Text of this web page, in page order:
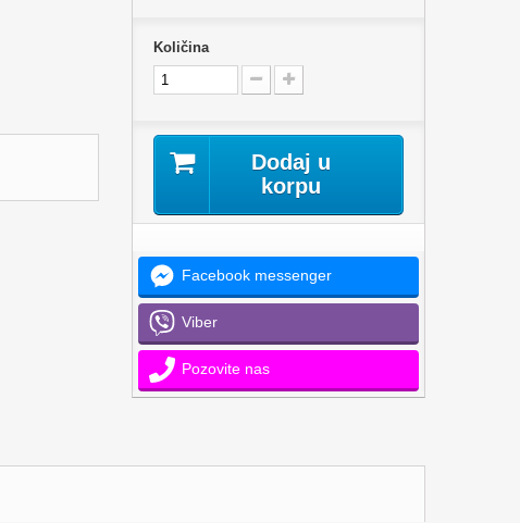
Količina
Dodaj u
korpu
Facebook messenger
Viber
Pozovite nas